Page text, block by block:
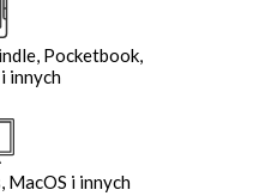
Pocketbook,
innych
MacOS i innych